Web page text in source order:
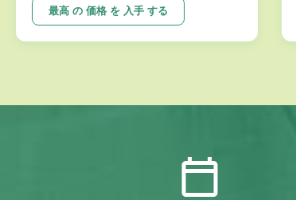
on the traditional flavor. After the effort
our research department, we frist created
braod bean chips in China. Introducing
最高 の 価格 を 入手 する